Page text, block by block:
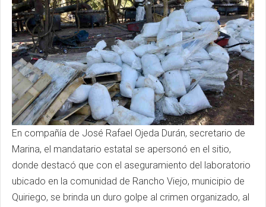
En compañía de José Rafael Ojeda Durán, secretario de
Marina, el mandatario estatal se apersonó en el sitio,
donde destacó que con el aseguramiento del laboratorio
ubicado en la comunidad de Rancho Viejo, municipio de
Quiriego, se brinda un duro golpe al crimen organizado, al